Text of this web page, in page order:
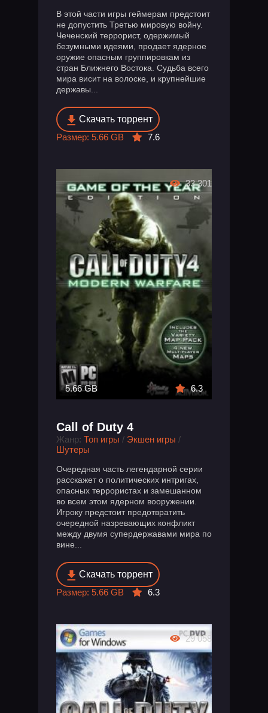
В этой части игры геймерам предстоит
не допустить Третью мировую войну.
Чеченский террорист, одержимый
безумными идеями, продает ядерное
оружие опасным группировкам из
стран Ближнего Востока. Судьба всего
мира висит на волоске, и крупнейшие
державы...
Скачать торрент
Размер: 5.66 GB
7.6
5.66 GB 6.3
Call of Duty 4
Жанр: Топ игры / Экшен игры /
Шутеры
Очередная часть легендарной серии
расскажет о политических интригах,
опасных террористах и замешанном
во всем этом ядерном вооружении.
Игроку предстоит предотвратить
очередной назревающих конфликт
между двумя супердержавами мира по
вине...
Скачать торрент
Размер: 5.66 GB
6.3
33 301
29 058